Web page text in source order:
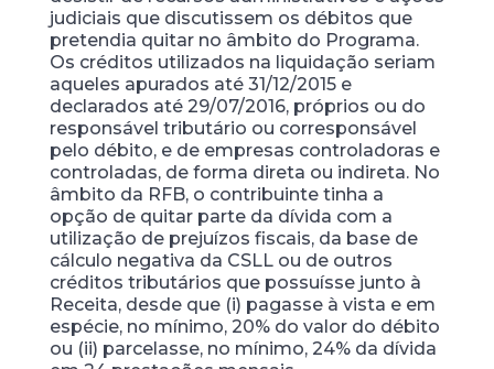
judiciais que discutissem os débitos que
pretendia quitar no âmbito do Programa.
Os créditos utilizados na liquidação seriam
aqueles apurados até 31/12/2015 e
declarados até 29/07/2016, próprios ou do
responsável tributário ou corresponsável
pelo débito, e de empresas controladoras e
controladas, de forma direta ou indireta. No
âmbito da RFB, o contribuinte tinha a
opção de quitar parte da dívida com a
utilização de prejuízos fiscais, da base de
cálculo negativa da CSLL ou de outros
créditos tributários que possuísse junto à
Receita, desde que (i) pagasse à vista e em
espécie, no mínimo, 20% do valor do débito
ou (ii) parcelasse, no mínimo, 24% da dívida